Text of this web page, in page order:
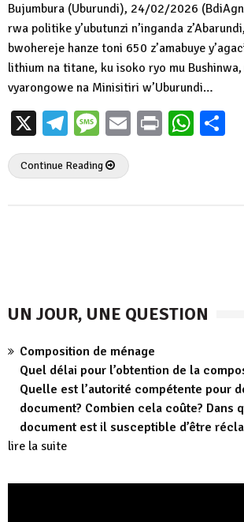
Bujumbura (Uburundi), 24/02/2026
rwa politike y’ubutunzi n’inganda
bwohereje hanze toni 650 z’amabuye
lithium na titane, ku isoko ryo mu
vyarongowe na Minisitiri w’Uburundi…
X Telegram
Message
EmailPrint
Continue Reading
UN JOUR, UNE QUESTION
Composition de ménage
Quel délai pour l’obtention de la
Quelle est l’autorité compétente pour
document? Combien cela coûte? Dans
document est il susceptible d’être
lire la suite